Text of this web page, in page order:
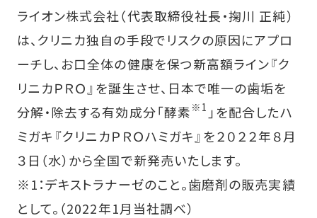
ライオン株式会社（代表取締役社長・掬川 正純）
は、クリニカ独自の手段でリスクの原因にアプロ
ーチし、お口全体の健康を保つ新高額ライン『ク
リニカＰＲＯ』を誕生させ、日本で唯一の歯垢を
分解・除去する有効成分「酵素 ※1 」を配合したハ
ミガキ『クリニカＰＲＯハミガキ』を２０２２年８月
３日（水）から全国で新発売いたします。
※1：デキストラナーゼのこと。歯磨剤の販売実績
として。（2022年1月当社調べ）